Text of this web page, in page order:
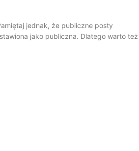
jednak, że publiczne posty
jako publiczna. Dlatego warto też